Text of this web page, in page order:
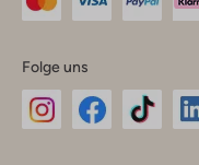
Folge uns